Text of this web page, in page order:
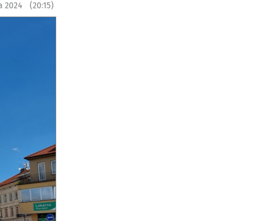
2024 (20:15)